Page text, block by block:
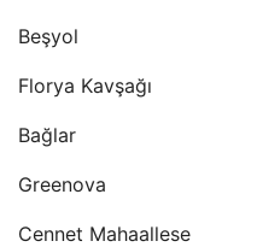
Beşyol
Florya Kavşağı
Bağlar
Greenova
Cennet Mahaallese